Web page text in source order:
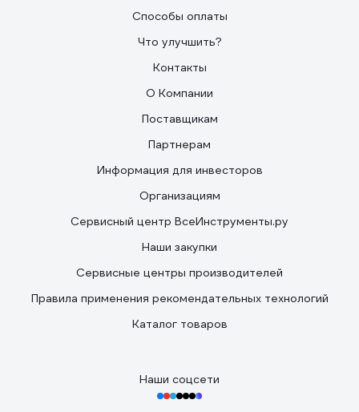
Способы оплаты
Что улучшить?
Контакты
О Компании
Поставщикам
Партнерам
Информация для инвесторов
Организациям
Сервисный центр ВсеИнструменты.ру
Наши закупки
Сервисные центры производителей
Правила применения рекомендательных технологий
Каталог товаров
Наши соцсети